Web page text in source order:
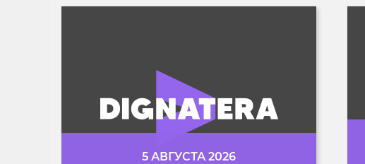
5 АВГУСТА 2026